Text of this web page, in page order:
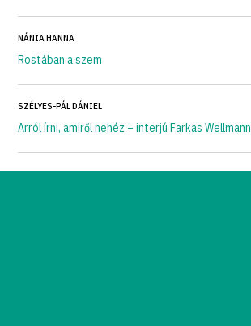
NÁNIA HANNA
Rostában a szem
SZÉLYES-PÁL DÁNIEL
Arról írni, amiről nehéz – interjú Farkas